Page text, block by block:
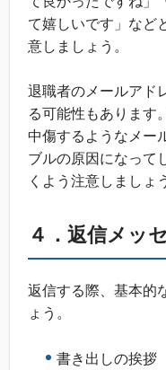
て嬉しいです」など
意しましょう。
退職者のメールアド
る可能性もあります
中傷するようなメー
ブルの原因になって
くよう注意しましょ
４．返信メッ
返信する際、基本的
ょう。
書き出しの挨拶